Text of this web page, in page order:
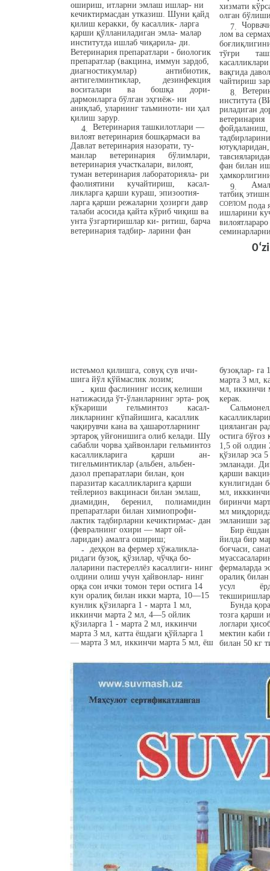
ошириш, итларни эмлаш ишлар- ни
кечиктирмасдан утказиш. Шуни қайд
қилиш керакки, бу касаллик- ларга
қарши қўлланиладиган эмла- малар
институтда ишлаб чиқарила- ди.
Ветеринария препаратлари - биологик
препаратлар (вакцина, иммун зардоб,
диагностикумлар)
антибиотик,
антигелминтиклар,
дезинфекция
воситалари
ва бошқа
дори-
дармонларга бўлган эҳгиёж- ни
аниқлаб, уларнинг таъминоти- ни ҳал
қилиш зарур.
4. Ветеринария ташкилотлари —
вилоят ветеринария бошқармаси ва
Давлат ветеринария назорати, ту-
манлар
ветеринария
бўлимлари,
ветеринария участкалари, вилоят,
туман ветеринария лабораторияла- ри
фаолиятини
кучайтириш,
касал-
ликларга қарши кураш, эпизоотия-
ларга қарши режаларни ҳозирги давр
талаби асосида қайта кўриб чиқиш ва
унта ўзгартиришлар ки- ритиш, барча
ветеринария тадбир- ларини фан
хизмати
олган
7.
лом ва
тўғри
вақгида
чайтириш
8.
института
риладиган
ветеринария
фойдаланиш,
фан билан
9.
татбиқ
СОРЛОМ пода
ишларини
истеъмол қилишга, совуқ сув ичи-
шига йўл қўймаслик лозим;
-
қиш фаслининг иссиқ келиши
натижасида ўт-ўланларнинг эрта- роқ
кўкариши
гельминтоз
касал-
ликларнинг кўпайишига, касаллик
чақирувчи кана ва ҳашаротларнинг
эртароқ уйғонишига олиб келади. Шу
сабабли чорва ҳайвонлари гельминтоз
касалликларига
қарши
ан-
тигельминтиклар (альбен, альбен-
дазол препаратлари билан, қон
паразитар касалликларига қарши
тейлериоз вакцинаси билан эмлаш,
диамидин,
беренил,
полиамидин
препаратлари билан химиопрофи-
лактик тадбирларни кечиктирмас- дан
(февралнинг охири — март ой-
ларидан) амалга ошириш;
- деҳқон ва фермер хўжаликла-
ридаги бузоқ, қўзилар, чўчқа бо-
лаларини пастереллёз касаллиги- нинг
олдини олиш учун ҳайвонлар- нинг
орқа сон ички томон тери остига 14
кун оралиқ билан икки марта, 10—15
кунлик қўзиларга 1 - марта 1 мл,
иккинчи марта 2 мл, 4—5 ойлик
қўзиларга 1 - марта 2 мл, иккинчи
марта 3 мл, катта ёшдаги қўйларга 1
— марта 3 мл, иккинчи марта 5 мл, ёш
бузоқлар- га
марта 3 мл,
мл, иккинчи
керак.
цияланган
остига
1,5 ой олдин
қўзилар эса
эмланади.
қарши
кунлигидан
мл,
биринчи
мл
эмланиши
Бир ёшдан
йилда бир
боғчаси,
фермаларда
оралиқ билан
усул
Бунда
тозга қарши
логлари
мектин каби
билан 50 кг